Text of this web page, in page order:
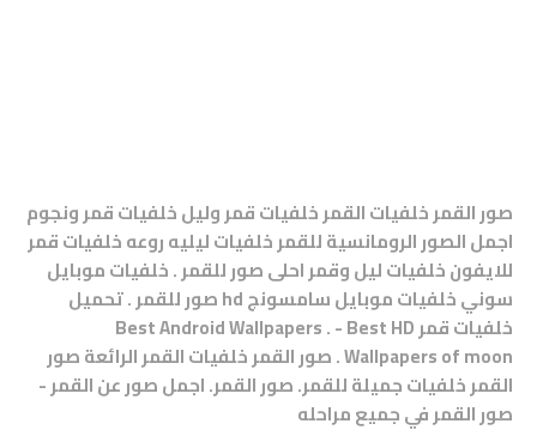
صور القمر خلفيات القمر خلفيات قمر وليل خلفيات قمر ونجوم
اجمل الصور الرومانسية للقمر خلفيات ليليه روعه خلفيات قمر
للايفون خلفيات ليل وقمر احلى صور للقمر . خلفيات موبايل
سوني خلفيات موبايل سامسونج hd صور للقمر . تحميل
خلفيات قمر Best Android Wallpapers . - Best HD
Wallpapers of moon . صور القمر خلفيات القمر الرائعة صور
القمر خلفيات جميلة للقمر. صور القمر. اجمل صور عن القمر -
صور القمر في جميع مراحله